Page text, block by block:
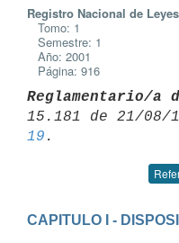
Registro Nacional de
Tomo: 1
Semestre: 1
Año: 2001
Página: 916
Reglamentario/a
15.181 de 21/
19
CAPITULO I -